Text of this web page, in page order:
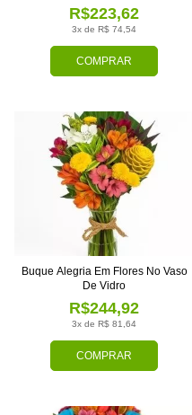
COMPRAR
3x de R$ 74,54
R$223,62
COMPRAR
3x de R$ 81,64
R$244,92
Buque Alegria Em Flores No Vaso
De Vidro